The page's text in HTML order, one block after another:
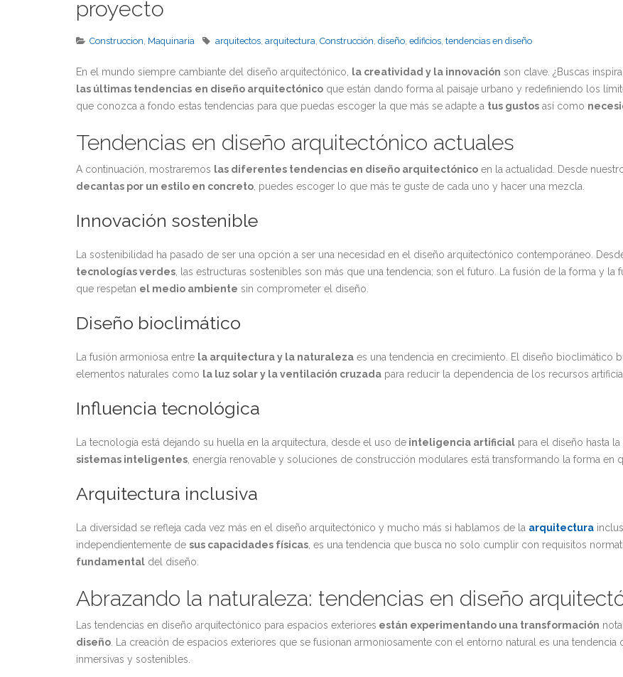
proyecto
Construccion, Maquinaria arquitectos,arquitectura,Construcción,diseño,edificios,tendencias en diseño
En el mundo siempre cambiante del diseño arquitectónico, la creatividad y la innovación son clave. ¿Buscas
las últimas tendencias en diseño arquitectónico que están dando forma al paisaje urbano y redefiniendo los
que conozca a fondo estas tendencias para que puedas escoger la que más se adapte a tus gustos así como
Tendencias en diseño arquitectónico actuales
A continuación, mostraremos las diferentes tendencias en diseño arquitectónico en la actualidad. Desde
decantas por un estilo en concreto , puedes escoger lo que más te guste de cada uno y hacer una mezcla.
Innovación sostenible
La sostenibilidad ha pasado de ser una opción a ser una necesidad en el diseño arquitectónico contemporáneo.
tecnologías verdes , las estructuras sostenibles son más que una tendencia; son el futuro. La fusión de la forma y
que respetan el medio ambiente sin comprometer el diseño.
Diseño bioclimático
La fusión armoniosa entre la arquitectura y la naturaleza es una tendencia en crecimiento. El diseño bioclimático
elementos naturales como la luz solar y la ventilación cruzada para reducir la dependencia de los recursos
Influencia tecnológica
La tecnología está dejando su huella en la arquitectura, desde el uso de inteligencia artificial para el diseño hasta
sistemas inteligentes , energía renovable y soluciones de construcción modulares está transformando la forma en
Arquitectura inclusiva
La diversidad se refleja cada vez más en el diseño arquitectónico y mucho más si hablamos de la arquitectura
independientemente de sus capacidades físicas , es una tendencia que busca no solo cumplir con requisitos
fundamental del diseño.
Abrazando la naturaleza: tendencias en diseño
Las tendencias en diseño arquitectónico para espacios exteriores están experimentando una transformación
diseño . La creación de espacios exteriores que se fusionan armoniosamente con el entorno natural es una
inmersivas y sostenibles.